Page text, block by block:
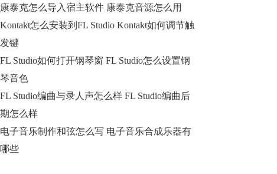
康泰克怎么导入宿主软件 康泰克音源怎么用
Kontakt怎么安装到FL Studio Kontakt如何调节触
发键
FL Studio如何打开钢琴窗 FL Studio怎么设置钢
琴音色
FL Studio编曲与录人声怎么样 FL Studio编曲后
期怎么样
电子音乐制作和弦怎么写 电子音乐合成乐器有
哪些